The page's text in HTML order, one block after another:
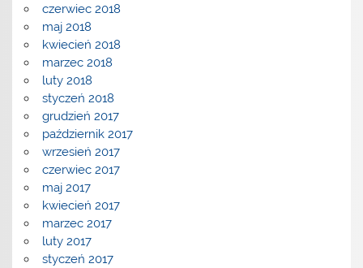
czerwiec 2018
maj 2018
kwiecień 2018
marzec 2018
luty 2018
styczeń 2018
grudzień 2017
październik 2017
wrzesień 2017
czerwiec 2017
maj 2017
kwiecień 2017
marzec 2017
luty 2017
styczeń 2017